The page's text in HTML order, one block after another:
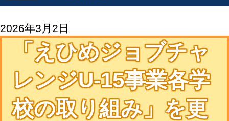
2026年3月2日
「えひめジョブチャ
レンジU-15事業各学
校の取り組み」を更